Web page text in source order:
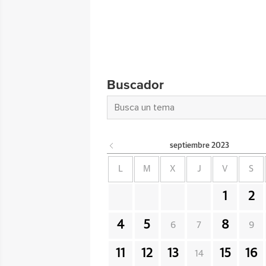
Buscador
septiembre 2023
L M X J V S
1 2
4 5 6 7 8 9
11 12 13 14 15 16